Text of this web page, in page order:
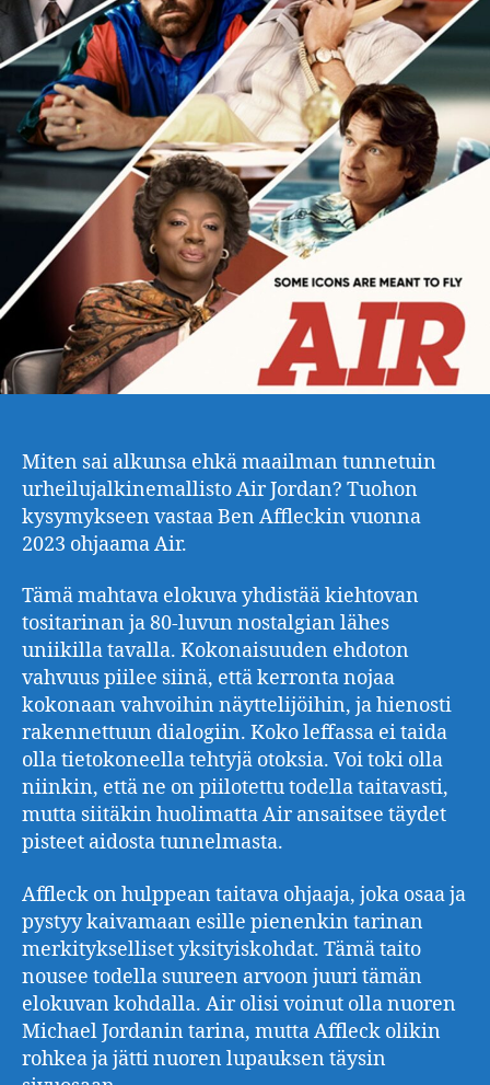
Miten sai alkunsa ehkä maailman tunnetuin
urheilujalkinemallisto Air Jordan? Tuohon
kysymykseen vastaa Ben Affleckin vuonna
2023 ohjaama Air.
Tämä mahtava elokuva yhdistää kiehtovan
tositarinan ja 80-luvun nostalgian lähes
uniikilla tavalla. Kokonaisuuden ehdoton
vahvuus piilee siinä, että kerronta nojaa
kokonaan vahvoihin näyttelijöihin, ja hienosti
rakennettuun dialogiin. Koko leffassa ei taida
olla tietokoneella tehtyjä otoksia. Voi toki olla
niinkin, että ne on piilotettu todella taitavasti,
mutta siitäkin huolimatta Air ansaitsee täydet
pisteet aidosta tunnelmasta.
Affleck on hulppean taitava ohjaaja, joka osaa ja
pystyy kaivamaan esille pienenkin tarinan
merkitykselliset yksityiskohdat. Tämä taito
nousee todella suureen arvoon juuri tämän
elokuvan kohdalla. Air olisi voinut olla nuoren
Michael Jordanin tarina, mutta Affleck olikin
rohkea ja jätti nuoren lupauksen täysin